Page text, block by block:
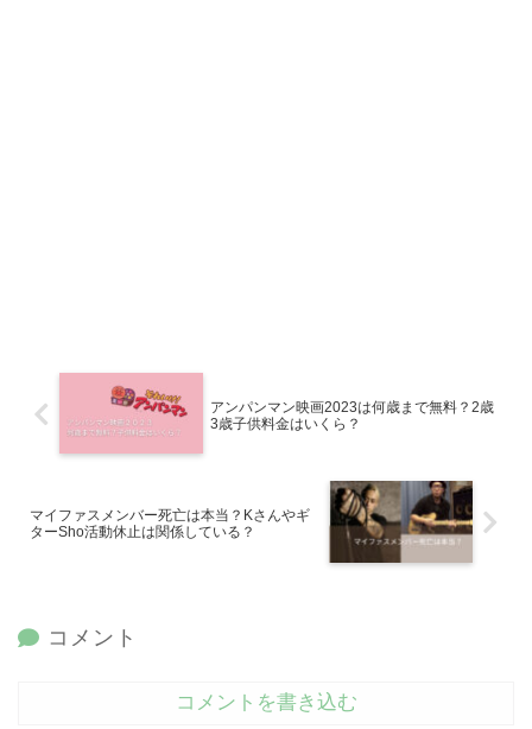
アンパンマン映画2023は何歳まで無料？2歳
3歳子供料金はいくら？
マイファスメンバー死亡は本当？Kさんやギ
ターSho活動休止は関係している？
コメント
コメントを書き込む